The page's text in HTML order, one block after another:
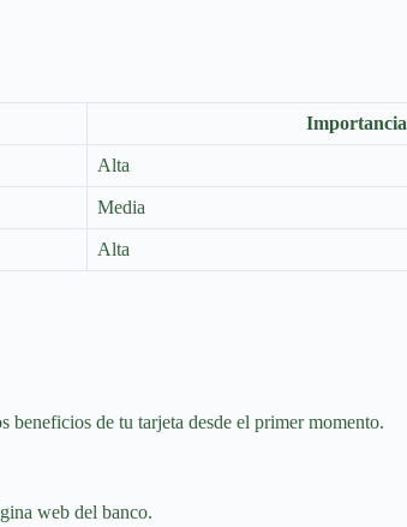
Importancia
Alta
Media
Alta
de tu tarjeta desde el primer momento.
web del banco.